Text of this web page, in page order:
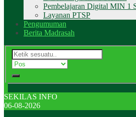
Pembelajaran Digital MIN 1
Layanan PTSP
Pengumuman
Berita Madrasah
SEKILAS INFO
06-08-2026